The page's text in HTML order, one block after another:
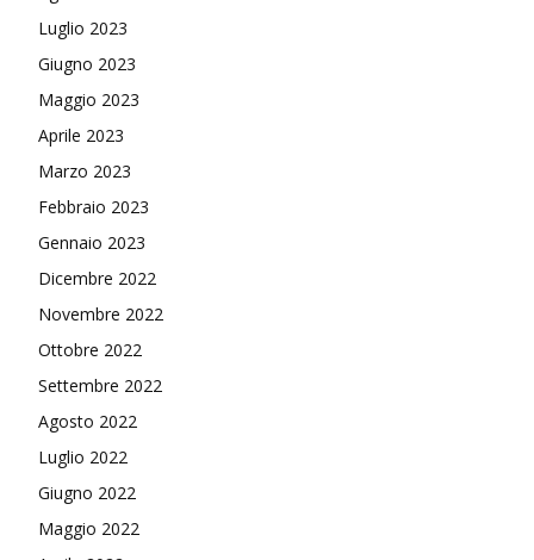
Luglio 2023
Giugno 2023
Maggio 2023
Aprile 2023
Marzo 2023
Febbraio 2023
Gennaio 2023
Dicembre 2022
Novembre 2022
Ottobre 2022
Settembre 2022
Agosto 2022
Luglio 2022
Giugno 2022
Maggio 2022